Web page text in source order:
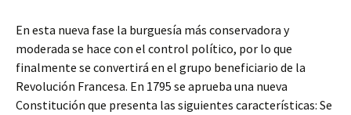
En esta nueva fase la burguesía más conservadora y
moderada se hace con el control político, por lo que
finalmente se convertirá en el grupo beneficiario de la
Revolución Francesa. En 1795 se aprueba una nueva
Constitución que presenta las siguientes características: Se